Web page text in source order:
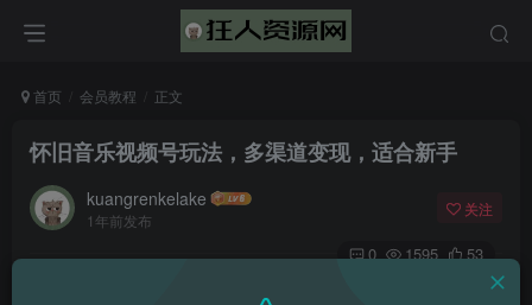
首页 会员教程 正文
怀旧音乐视频号玩法，多渠道变现，适合新手
kuangrenkelake
1年前发布
关注
0 1595 53